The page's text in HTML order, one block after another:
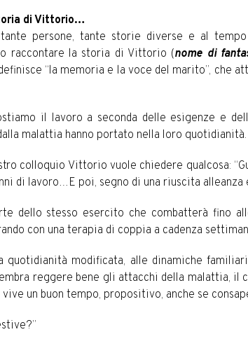
di Vittorio…
persone, tante storie diverse e al
raccontare la storia di Vittorio (nome di
“la memoria e la voce del marito”,
il lavoro a seconda delle esigenze e
malattia hanno portato nella loro quotidianità.
colloquio Vittorio vuole chiedere qualcosa:
di lavoro…E poi, segno di una riuscita
dello stesso esercito che combatterà fino
con una terapia di coppia a cadenza
modificata, alle dinamiche
reggere bene gli attacchi della malattia, il
un buon tempo, propositivo, anche se